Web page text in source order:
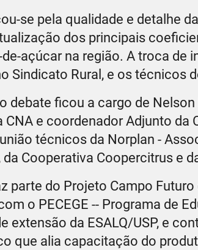
se pela qualidade e detalhe
dos principais
açúcar na região. A troca de
Sindicato Rural, e os técnicos
debate ficou a cargo de
CNA e coordenador Adjunto da
técnicos da Norplan -
Cooperativa Coopercitrus e
parte do Projeto Campo
o PECEGE -- Programa de
extensão da ESALQ/USP, e
que alia capacitação do